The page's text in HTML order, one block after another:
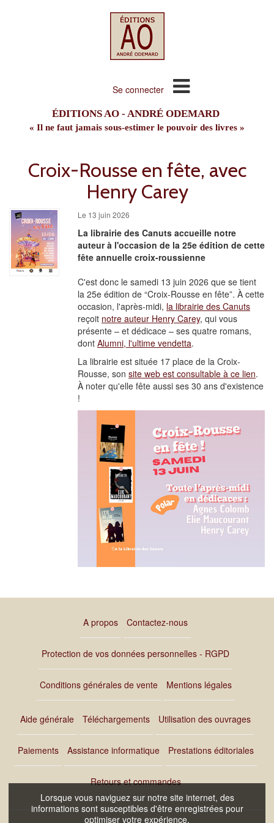
Lorsque vous naviguez sur notre site internet, des
informations sont susceptibles d'être enregistrées pour
optimiser votre expérience.
Se connecter
ÉDITIONS AO - ANDRÉ ODEMARD
« Il ne faut jamais sous-estimer le pouvoir des livres »
Croix-Rousse en fête, avec
Henry Carey
Le 13 juin 2026
La librairie des Canuts accueille notre
auteur à l'occasion de la 25e édition de cette
fête annuelle croix-roussienne
C'est donc le samedi 13 juin 2026 que se tient
la 25e édition de “Croix-Rousse en fête”. À cette
occasion, l'après-midi, la librairie des Canuts
reçoit notre auteur Henry Carey, qui vous
présente – et dédicace – ses quatre romans,
dont Alumni, l'ultime vendetta.
La librairie est située 17 place de la Croix-
Rousse, son site web est consultable à ce lien.
À noter qu'elle fête aussi ses 30 ans d'existence
!
A propos Contactez-nous
Protection de vos données personnelles - RGPD
Conditions générales de vente Mentions légales
Aide générale Téléchargements Utilisation des ouvrages
Paiements Assistance informatique Prestations éditoriales
Retours et commandes